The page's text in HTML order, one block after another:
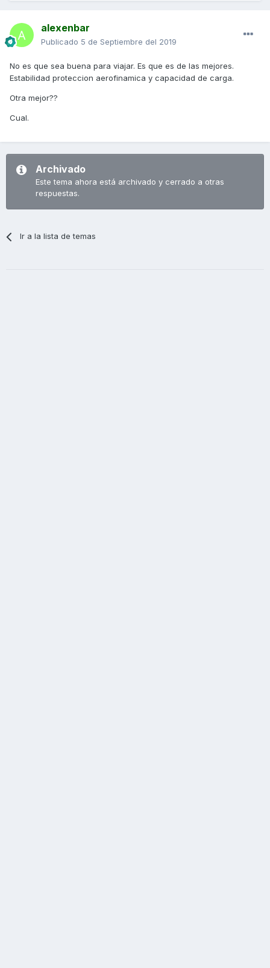
alexenbar
Publicado 5 de Septiembre del 2019
No es que sea buena para viajar. Es que es de las mejores.
Estabilidad proteccion aerofinamica y capacidad de carga.
Otra mejor??
Cual.
Archivado
Este tema ahora está archivado y cerrado a otras
respuestas.
Ir a la lista de temas